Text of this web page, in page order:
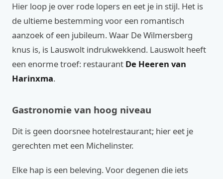
Hier loop je over rode lopers en eet je in stijl. Het is
de ultieme bestemming voor een romantisch
aanzoek of een jubileum. Waar De Wilmersberg
knus is, is Lauswolt indrukwekkend. Lauswolt heeft
een enorme troef: restaurant De Heeren van
Harinxma.
Gastronomie van hoog niveau
Dit is geen doorsnee hotelrestaurant; hier eet je
gerechten met een Michelinster.
Elke hap is een beleving. Voor degenen die iets